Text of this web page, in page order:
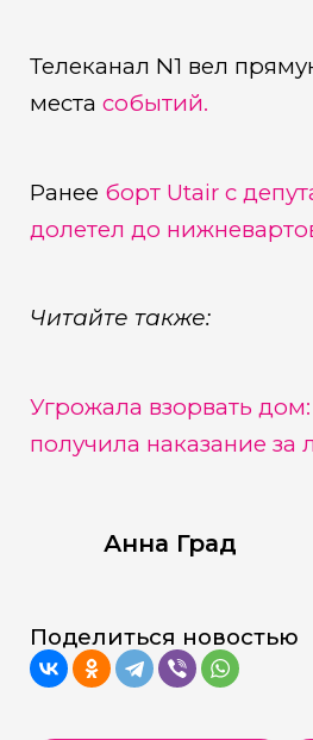
Телеканал N1 вел
места событий.
Ранее борт Utair с
долетел до
Читайте также:
Угрожала взорвать
получила наказание
Анна Град
Поделиться новостью